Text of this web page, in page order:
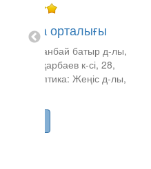
орталығы
1, // Қабанбай батыр д-лы,
// Қошқарбаев к-сі, 28,
ТК // Оптика: Жеңіс д-лы,